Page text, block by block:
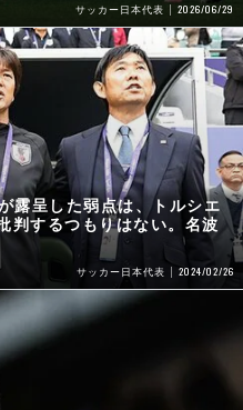
サッカー日本代表 2026/06/29
露呈した弱点は、トルシエ
判するつもりはない。名波
サッカー日本代表 2024/02/26